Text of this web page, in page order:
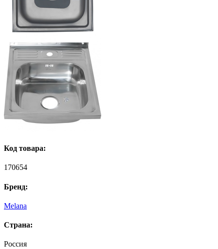
Код товара:
170654
Бренд:
Melana
Страна:
Россия